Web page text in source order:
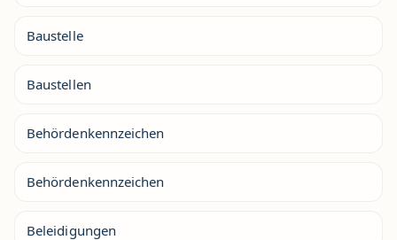
Baustelle
Baustellen
Behördenkennzeichen
Behördenkennzeichen
Beleidigungen